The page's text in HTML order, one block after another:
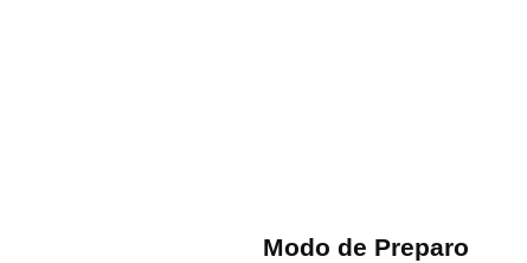
Modo de Preparo